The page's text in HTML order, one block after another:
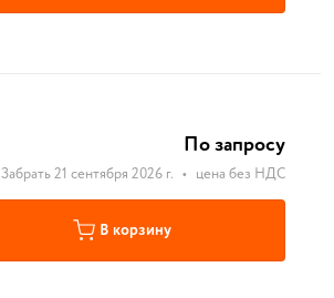
По запросу
Забрать 21 сентября 2026 г. • цена без НДС
В корзину